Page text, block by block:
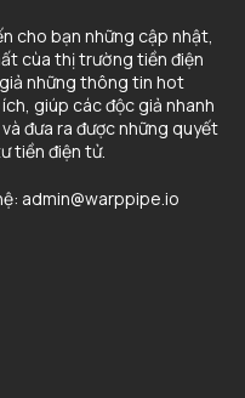
cho bạn những cập nhật,
cùa thị trường tiền điện
những thông tin hot
giúp các độc giả nhanh
đưa ra được những quyết
tiền điện tử.
admin@warppipe.io